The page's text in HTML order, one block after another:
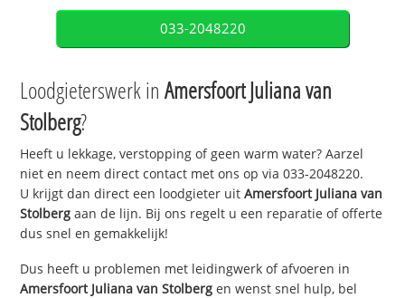
033-2048220
Loodgieterswerk inAmersfoort Juliana van
Stolberg?
Heeft u lekkage, verstopping of geen warm water? Aarzel
niet en neem direct contact met ons op via 033-2048220.
U krijgt dan direct een loodgieter uitAmersfoort Juliana van
Stolberg aan de lijn. Bij ons regelt u een reparatie of offerte
dus snel en gemakkelijk!
Dus heeft u problemen met leidingwerk of afvoeren in
Amersfoort Juliana van Stolberg en wenst snel hulp, bel